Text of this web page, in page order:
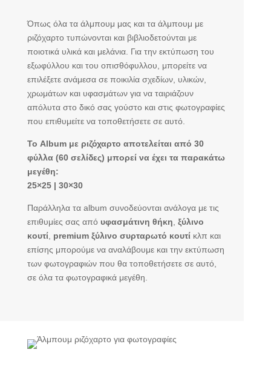
Όπως όλα τα άλμπουμ μας και τα άλμπουμ με
ριζόχαρτο τυπώνονται και βιβλιοδετούνται με
ποιοτικά υλικά και μελάνια. Για την εκτύπωση του
εξωφύλλου και του οπισθόφυλλου, μπορείτε να
επιλέξετε ανάμεσα σε ποικιλία σχεδίων, υλικών,
χρωμάτων και υφασμάτων για να ταιριάζουν
απόλυτα στο δικό σας γούστο και στις φωτογραφίες
που επιθυμείτε να τοποθετήσετε σε αυτό.
Το Album με ριζόχαρτο αποτελείται από 30
φύλλα (60 σελίδες) μπορεί να έχει τα παρακάτω
μεγέθη:
25×25 | 30×30
Παράλληλα τα album συνοδεύονται ανάλογα με τις
επιθυμίες σας από υφασμάτινη θήκη ξύλινο
κουτί, premium ξύλινο συρταρωτό κουτίκλπ και
επίσης μπορούμε να αναλάβουμε και την εκτύπωση
των φωτογραφιών που θα τοποθετήσετε σε αυτό,
σε όλα τα φωτογραφικά μεγέθη.